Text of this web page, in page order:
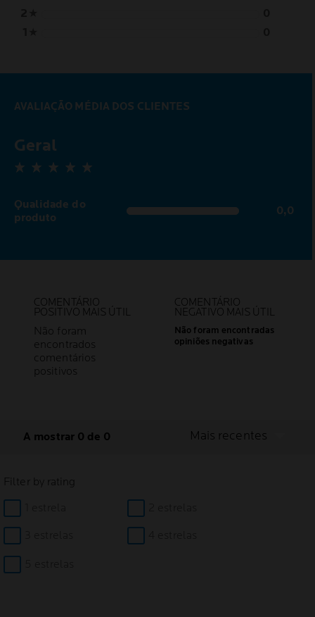
AVALIAÇÃO MÉDIA DOS CLIENTES
Geral
0,0 out of 5 stars
Qualidade do
produto
0,0 out of 5 stars 0,0
COMENTÁRIO
POSITIVO MAIS ÚTIL
Não foram
encontrados
comentários
positivos
COMENTÁRIO
NEGATIVO MAIS ÚTIL
Não foram encontradas
opiniões negativas
A mostrar 0 de 0 Mais recentes
Filter by rating